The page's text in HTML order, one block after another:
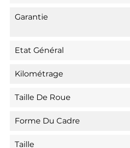
Garantie
Etat Général
Kilométrage
Taille De Roue
Forme Du Cadre
Taille